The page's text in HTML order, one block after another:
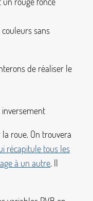
couleurs sans
de réaliser le
inversement
roue. On trouvera
récapitule tous les
à un autre. Il